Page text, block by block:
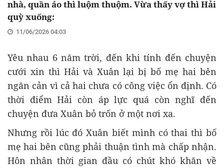
nhà, quần áo thì luộm thuộm. Vừa thấy vợ thì Hải
quỳ xuống:
11/06/2026 04:03
Yêu nhau 6 năm trời, đến khi tính đến chuyện
cưới xin thì Hải và Xuân lại bị bố mẹ hai bên
ngăn cản vì cả hai chưa có công việc ổn định. Có
thời điểm Hải còn áp lực quá còn nghĩ đến
chuyện đưa Xuân bỏ trốn ở một nơi xa.
Nhưng rồi lúc đó Xuân biết mình có thai thì bố
mẹ hai bên cũng phải thuận tình mà chấp nhận.
Hôn nhân thời gian đầu có chút khó khăn về